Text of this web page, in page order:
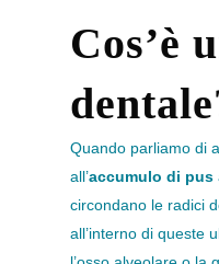
Cos’è
Quando parliamo di
all’accumulo di pus
circondano le radici
all’interno di queste